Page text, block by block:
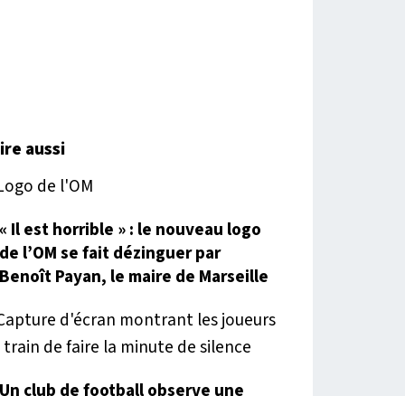
aussi
« Il est horrible » : le nouveau logo
de l’OM se fait dézinguer par
Benoît Payan, le maire de Marseille
Un club de football observe une